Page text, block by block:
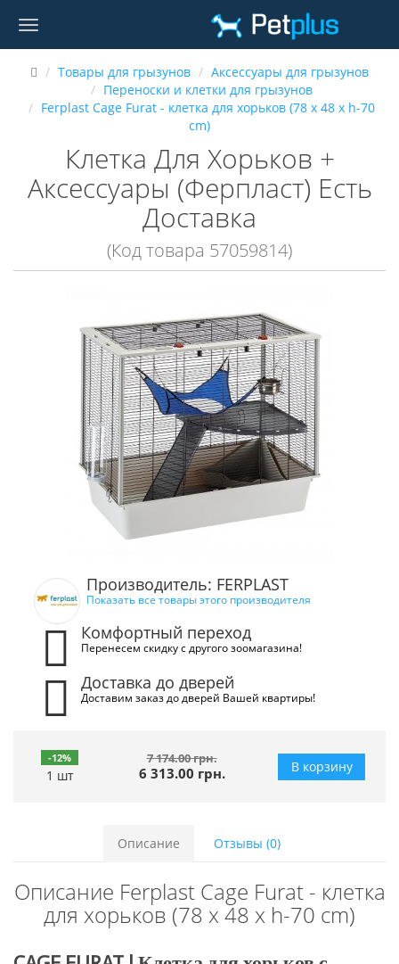
Товары для грызунов
Аксессуары для грызунов
Переноски и клетки для грызунов
Ferplast Cage Furat - клетка для хорьков (78 x 48 x h-70
cm)
Клетка Для Хорьков +
Аксессуары (Ферпласт) Есть
Доставка
(Код товара 57059814)
Производитель: FERPLAST
Показать все товары этого производителя
Комфортный переход
Перенесем скидку с другого зоомагазина!
Доставка до дверей
Доставим заказ до дверей Вашей квартиры!
-12%
1 шт
7 174.00 грн.
6 313.00 грн. В корзину
Описание Отзывы (0)
Описание Ferplast Cage Furat - клетка
для хорьков (78 x 48 x h-70 cm)